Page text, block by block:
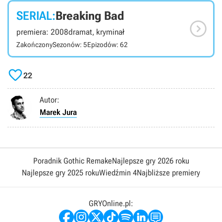
SERIAL:Breaking Bad
premiera: 2008dramat, kryminał
ZakończonySezonów: 5Epizodów: 62

22
Autor:
Marek Jura
Poradnik Gothic RemakeNajlepsze gry 2026 roku
Najlepsze gry 2025 rokuWiedźmin 4Najbliższe premiery
GRYOnline.pl: